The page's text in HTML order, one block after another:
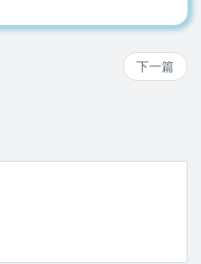
下一篇